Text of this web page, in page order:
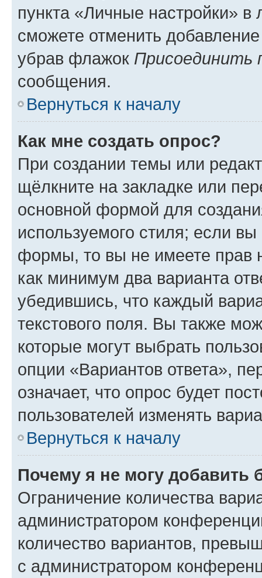
пункта «Личные настройки»
сможете отменить
убрав флажок Присоединить
сообщения.
Вернуться к началу
Как мне создать опрос?
При создании темы или
щёлкните на закладке или
основной формой для
используемого стиля; если
формы, то вы не имеете прав
как минимум два варианта
убедившись, что каждый
текстового поля. Вы также
которые могут выбрать
опции «Вариантов ответа»,
означает, что опрос будет
пользователей изменять
Вернуться к началу
Почему я не могу добавить
Ограничение количества
администратором
количество вариантов,
с администратором